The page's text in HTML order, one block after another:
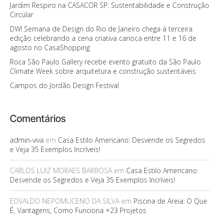
Jardim Respiro na CASACOR SP: Sustentabilidade e Construção
Circular
DW! Semana de Design do Rio de Janeiro chega à terceira
edição celebrando a cena criativa carioca entre 11 e 16 de
agosto no CasaShopping
Roca São Paulo Gallery recebe evento gratuito da São Paulo
Climate Week sobre arquitetura e construção sustentáveis
Campos do Jordão Design Festival
Comentários
admin-viva em Casa Estilo Americano: Desvende os Segredos
e Veja 35 Exemplos Incríveis!
CARLOS LUIZ MORAES BARBOSAem Casa Estilo Americano:
Desvende os Segredos e Veja 35 Exemplos Incríveis!
EDVALDO NEPOMUCENO DA SILVAem Piscina de Areia: O Que
É, Vantagens, Como Funciona +23 Projetos